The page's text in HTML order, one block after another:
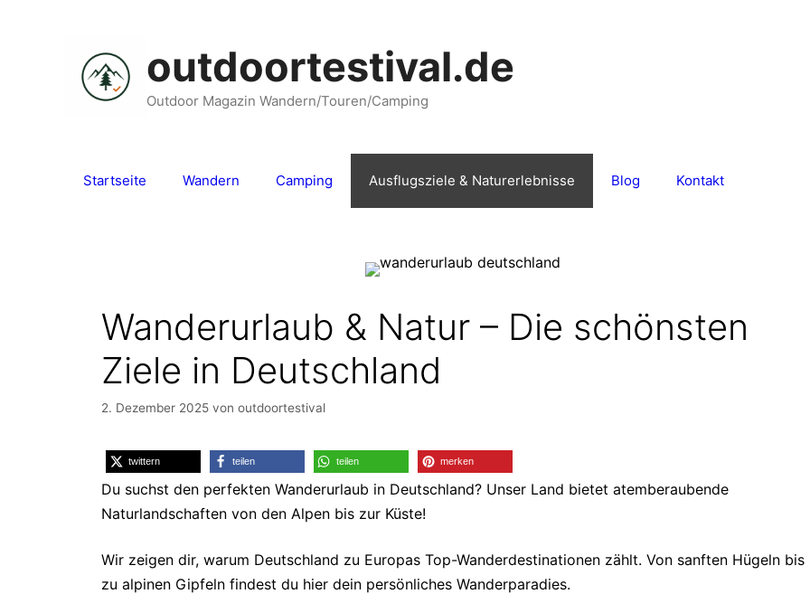
outdoortestival.de
Outdoor Magazin Wandern/Touren/Camping
Startseite Wandern Camping Ausflugsziele & Naturerlebnisse Blog Kontakt
Wanderurlaub & Natur – Die schönsten
Ziele in Deutschland
2. Dezember 2025 von outdoortestival
twittern teilen teilen merken
Du suchst den perfekten Wanderurlaub in Deutschland? Unser Land bietet atemberaubende
Naturlandschaften von den Alpen bis zur Küste!
Wir zeigen dir, warum Deutschland zu Europas Top-Wanderdestinationen zählt. Von sanften Hügeln bis
zu alpinen Gipfeln findest du hier dein persönliches Wanderparadies.